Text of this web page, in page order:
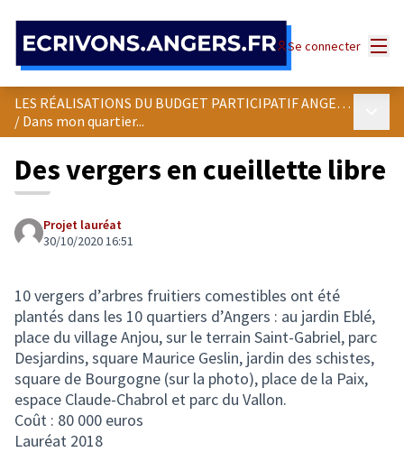
Se connecter
LES RÉALISATIONS DU BUDGET PARTICIPATIF ANGEVIN
/ Dans mon quartier...
Des vergers en cueillette libre
Projet lauréat
30/10/2020 16:51
10 vergers d’arbres fruitiers comestibles ont été
plantés dans les 10 quartiers d’Angers : au jardin Eblé,
place du village Anjou, sur le terrain Saint-Gabriel, parc
Desjardins, square Maurice Geslin, jardin des schistes,
square de Bourgogne (sur la photo), place de la Paix,
espace Claude-Chabrol et parc du Vallon.
Coût : 80 000 euros
Lauréat 2018